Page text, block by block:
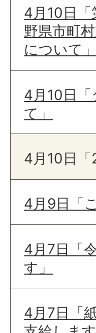
4月10日
野県市町
について」
4月10日
て」
4月10日
4月9日「
4月7日「
す」
4月7日「